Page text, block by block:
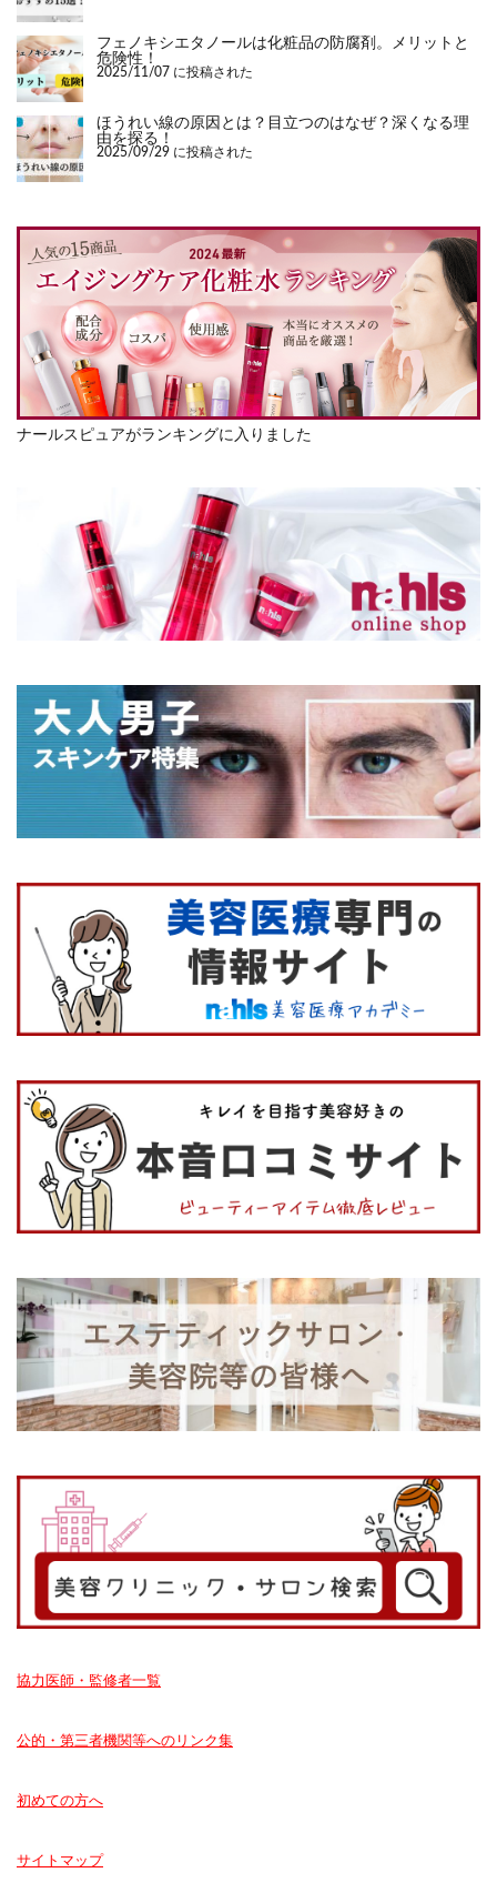
フェノキシエタノールは化粧品の防腐剤。メリットと
危険性！
2025/11/07 に投稿された
ほうれい線の原因とは？目立つのはなぜ？深くなる理
由を探る！
2025/09/29 に投稿された
ナールスピュアがランキングに入りました
協力医師・監修者一覧
公的・第三者機関等へのリンク集
初めての方へ
サイトマップ